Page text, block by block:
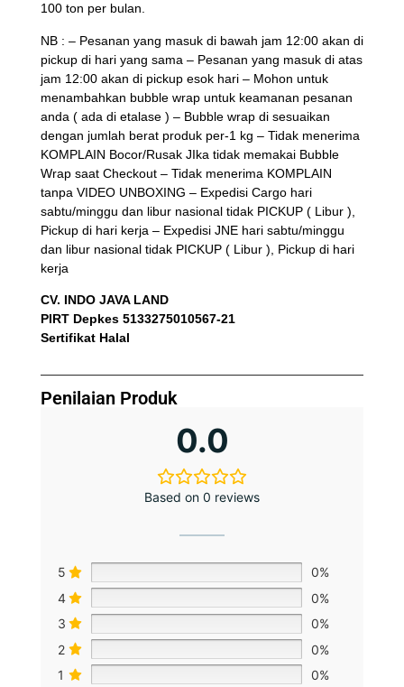
100 ton per bulan.
NB : – Pesanan yang masuk di bawah jam 12:00 akan di
pickup di hari yang sama – Pesanan yang masuk di atas
jam 12:00 akan di pickup esok hari – Mohon untuk
menambahkan bubble wrap untuk keamanan pesanan
anda ( ada di etalase ) – Bubble wrap di sesuaikan
dengan jumlah berat produk per-1 kg – Tidak menerima
KOMPLAIN Bocor/Rusak JIka tidak memakai Bubble
Wrap saat Checkout – Tidak menerima KOMPLAIN
tanpa VIDEO UNBOXING – Expedisi Cargo hari
sabtu/minggu dan libur nasional tidak PICKUP ( Libur ),
Pickup di hari kerja – Expedisi JNE hari sabtu/minggu
dan libur nasional tidak PICKUP ( Libur ), Pickup di hari
kerja
CV. INDO JAVA LAND
PIRT Depkes 5133275010567-21
Sertifikat Halal
Penilaian Produk
0.0
Based on 0 reviews
5
0%
4
0%
3
0%
2
0%
1
0%